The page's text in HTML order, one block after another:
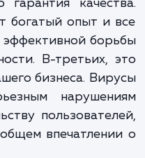
времени и
решения
сайта от
большим
гарантия
богатый опыт и
эффективной